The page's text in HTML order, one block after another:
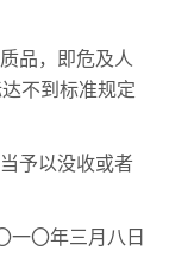
品，即危及人
不到标准规定
予以没收或者
一〇年三月八日